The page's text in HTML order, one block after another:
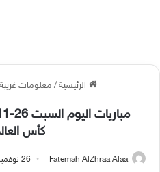
الرئيسية / معلومات
كأس
Fatemah AlZhraa Alaa 26 نوفمبر, 2022